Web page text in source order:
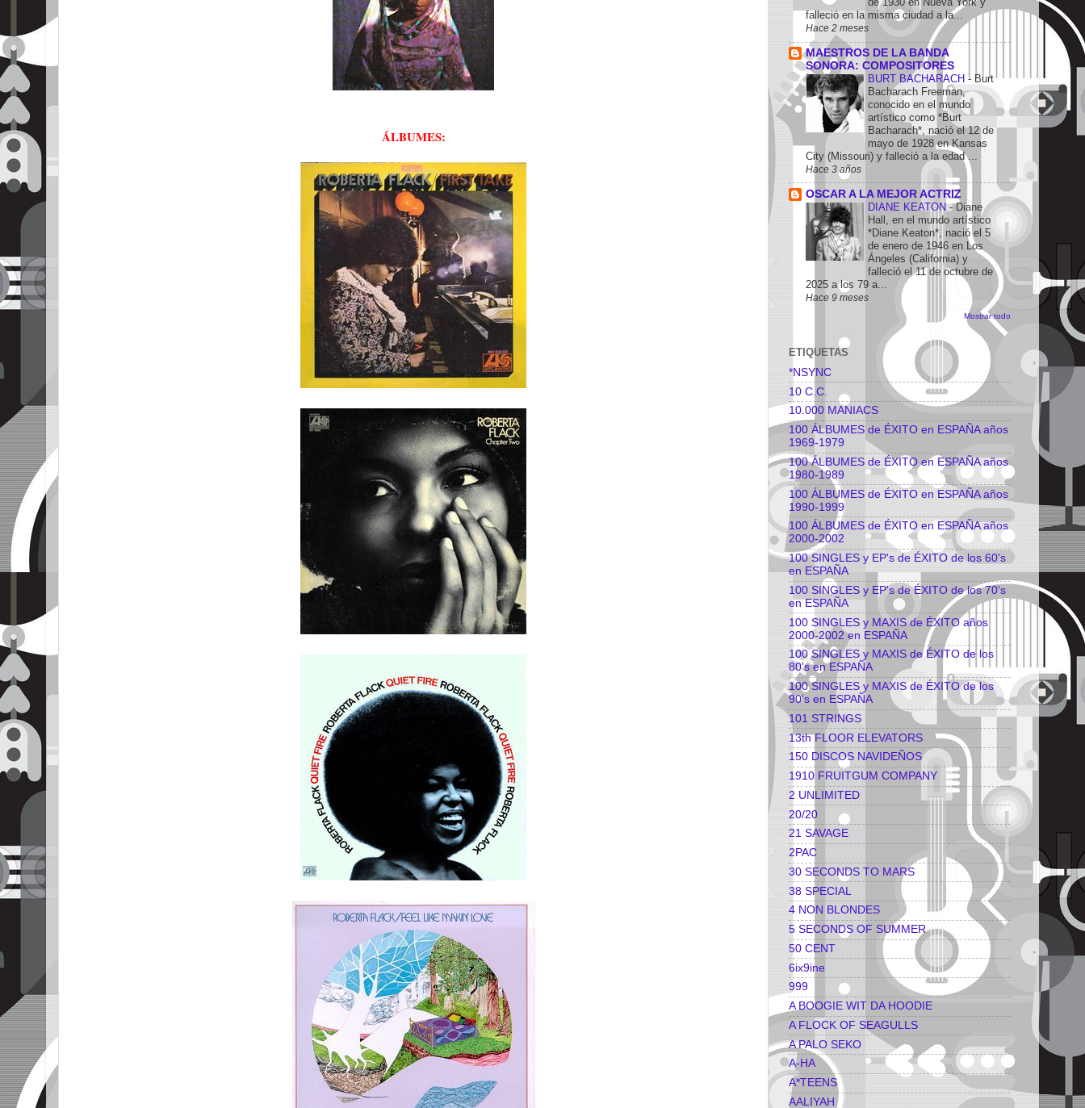
ÁLBUMES:
falleció en la misma ciudad a la...
Hace 2 meses
MAESTROS DE LA BANDA
SONORA: COMPOSITORES
BURT BACHARACH - Burt
Bacharach Freeman,
conocido en el mundo
artístico como *Burt
Bacharach*, nació el 12 de
mayo de 1928 en Kansas
City (Missouri) y falleció a la edad ...
Hace 3 años
OSCAR A LA MEJOR ACTRIZ
DIANE KEATON-Diane
Hall, en el mundo artístico
*Diane Keaton*, nació el 5
de enero de 1946 en Los
Ángeles (California) y
falleció el 11 de octubre de
2025 a los 79 a...
Hace 9 meses
Mostrar todo
ETIQUETAS
*NSYNC
10 C.C.
10.000 MANIACS
100 ÁLBUMES de ÉXITO en ESPAÑA años
1969-1979
100 ÁLBUMES de ÉXITO en ESPAÑA años
1980-1989
100 ÁLBUMES de ÉXITO en ESPAÑA años
1990-1999
100 ÁLBUMES de ÉXITO en ESPAÑA años
2000-2002
100 SINGLES y EP's de ÉXITO de los 60's
en ESPAÑA
100 SINGLES y EP's de ÉXITO de los 70's
en ESPAÑA
100 SINGLES y MAXIS de ÉXITO años
2000-2002 en ESPAÑA
100 SINGLES y MAXIS de ÉXITO de los
80's en ESPAÑA
100 SINGLES y MAXIS de ÉXITO de los
90's en ESPAÑA
101 STRINGS
13th FLOOR ELEVATORS
150 DISCOS NAVIDEÑOS
1910 FRUITGUM COMPANY
2 UNLIMITED
20/20
21 SAVAGE
2PAC
30 SECONDS TO MARS
38 SPECIAL
4 NON BLONDES
5 SECONDS OF SUMMER
50 CENT
6ix9ine
999
A BOOGIE WIT DA HOODIE
A FLOCK OF SEAGULLS
A PALO SEKO
A-HA
A*TEENS
AALIYAH